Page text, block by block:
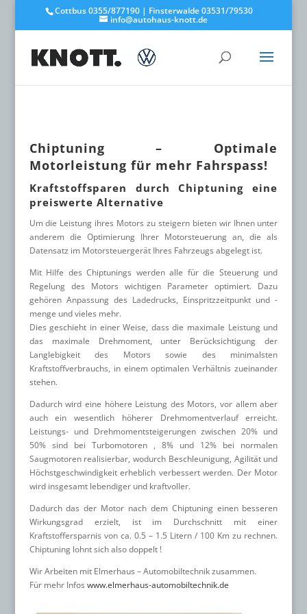
Cottbus 0355/877190 | Finsterwalde 03531/79530
info@autohaus-knott.de
Chiptuning – Optimale
Motorleistung für mehr Fahrspass!
Kraftstoffsparen durch Chiptuning eine
preiswerte Alternative
Um die Leistung ihres Motors zu steigern bieten wir Ihnen unter
anderem die Optimierung Ihrer Motorsteuerung an, die als
Datensatz im Motorsteuergerät Ihres Fahrzeugs abgelegt ist.
Mit Hilfe des Chiptunings werden alle für die Steuerung und
Regelung des Motors wichtigen Parameter optimiert. Dazu
gehören Anpassung des Ladedrucks, Einspritzzeitpunkt und -
menge und vieles mehr.
Dies geschieht in einer Weise, dass die maximale Leistung und
das maximale Drehmoment, unter Berücksichtigung der
Langlebigkeit des Motors sowie des minimalsten
Kraftstoffverbrauchs, in einem optimalen Verhältnis zueinander
stehen.
Dadurch wird eine höhere Leistung des Motors, vor allem aber
auch ein wesentlich höherer Drehmomentverlauf erreicht.
Leistungs- und Drehmomentsteigerungen zwischen 20% und
50% sind bei Turbomotoren , 8% und 12% bei normalen
Saugmotoren realisierbar, wodurch Beschleunigung, Agilität und
Höchstgeschwindigkeit erheblich verbessert werden. Der Motor
wird insgesamt lebendiger und kraftvoller.
Dadurch das der Motor nach dem Chiptuning einen besseren
Wirkungsgrad erzielt, ist im Durchschnitt mit einer
Kraftstoffersparnis von ca. 0.5 – 1.5 Litern / 100 Km zu rechnen.
Chiptuning lohnt sich also doppelt !
Wir Arbeiten mit Elmerhaus – Automobiltechnik zusammen.
Für mehr Infos www.elmerhaus-automobiltechnik.de